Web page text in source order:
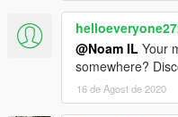
@Noam IL Your
somewhere?
16 de Agost de 2020